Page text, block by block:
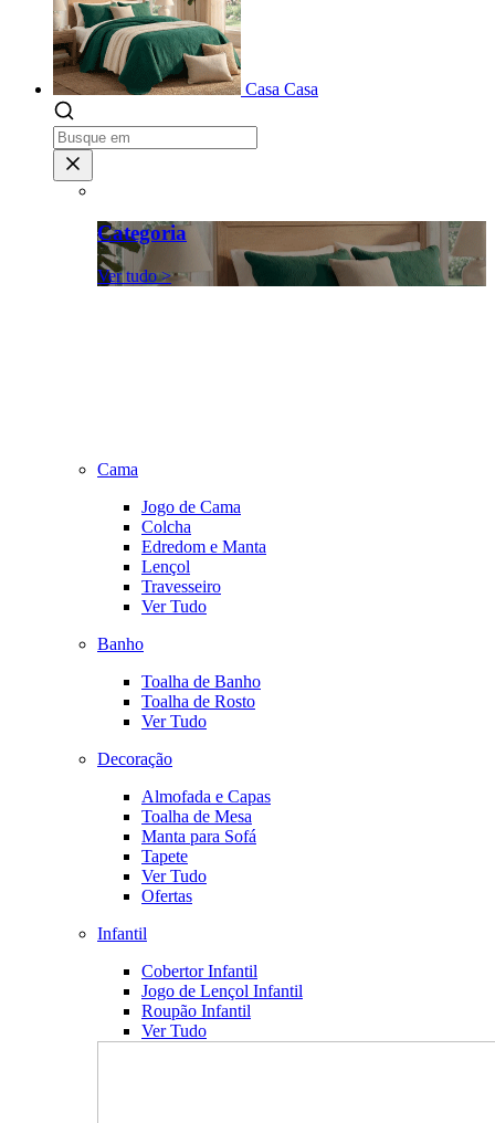
Casa Casa
Categoria
Ver tudo >
Cama
Jogo de Cama
Colcha
Edredom e Manta
Lençol
Travesseiro
Ver Tudo
Banho
Toalha de Banho
Toalha de Rosto
Ver Tudo
Decoração
Almofada e Capas
Toalha de Mesa
Manta para Sofá
Tapete
Ver Tudo
Ofertas
Infantil
Cobertor Infantil
Jogo de Lençol Infantil
Roupão Infantil
Ver Tudo